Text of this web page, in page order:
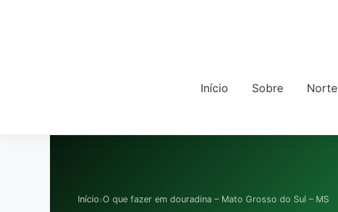
Início Sobre Norte
Início›O que fazer em douradina – Mato Grosso do Sul – MS